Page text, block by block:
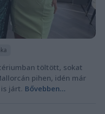
töltött, sokat
pihen, idén már
járt. Bővebben...